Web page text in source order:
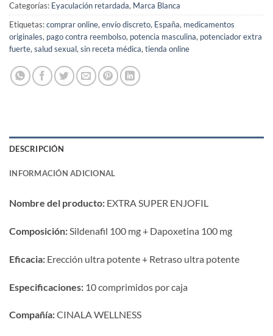
Categorías: Eyaculación retardada, Marca Blanca
Etiquetas:comprar online,envío discreto, España, medicamentos
originales, pago contra reembolso, potencia masculina, potenciador extra
fuerte,salud sexual,sin receta médica,tienda online
DESCRIPCIÓN
INFORMACIÓN ADICIONAL
Nombre del producto:​ ​ EXTRA SUPER ENJOFIL
Composición:​​ Sildenafil 100 mg + Dapoxetina 100 mg
Eficacia:​ ​ Erección ultra potente + Retraso ultra potente
Especificaciones:​ ​ 10 comprimidos por caja
Compañía:​​ CINALA WELLNESS